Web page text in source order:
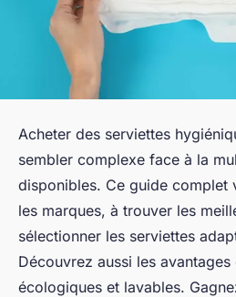
Acheter des serviettes
sembler complexe face à la
disponibles. Ce guide complet
les marques, à trouver les
sélectionner les serviettes
Découvrez aussi les
écologiques et lavables.